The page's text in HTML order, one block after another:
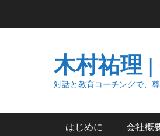
キ
木村祐理
対話と教育コーチングで、
メインメニュ
はじめに 会社概